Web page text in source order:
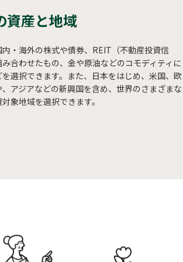
資産と地域
・海外の株式や債券、REIT（不動産投資信
合わせたもの、金や原油などのコモディティに
選択できます。また、日本をはじめ、米国、欧
アジアなどの新興国を含め、世界のさまざまな
象地域を選択できます。